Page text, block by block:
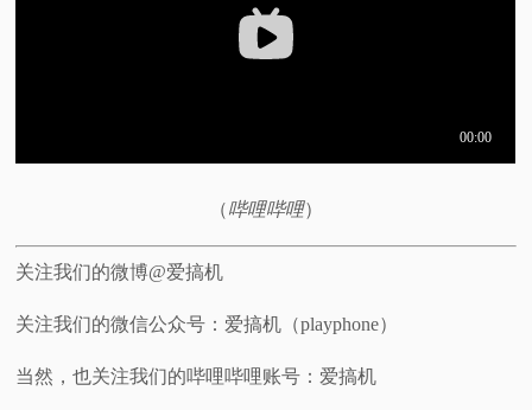
体
（哔哩哔哩）
关注我们的微博@爱搞机
关注我们的微信公众号：爱搞机（playphone）
当然，也关注我们的哔哩哔哩账号：爱搞机